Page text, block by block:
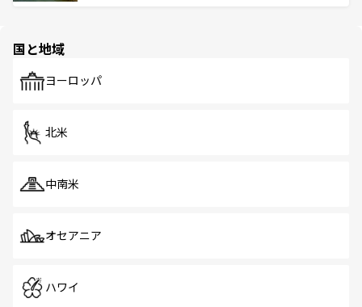
で、ホーカーズは地元の風情を楽しめる外せないスポット
国と地域
ヨーロッパ
北米
中南米
オセアニア
ハワイ